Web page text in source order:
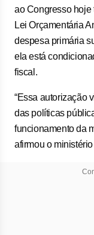
ao Congresso hoje
Lei Orçamentária
despesa primária
ela está
fiscal.
“Essa autorização
das políticas
funcionamento da
afirmou o